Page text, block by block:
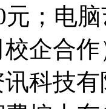
元；电
企合
科技